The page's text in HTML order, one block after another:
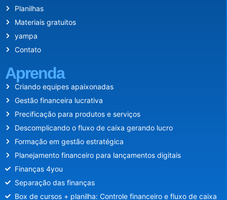
Planilhas
Materiais gratuitos
yampa
Contato
Aprenda
Criando equipes apaixonadas
Gestão financeira lucrativa
Precificação para produtos e serviços
Descomplicando o fluxo de caixa gerando lucro
Formação em gestão estratégica
Planejamento financeiro para lançamentos digitais
Finanças 4you
Separação das finanças
Box de cursos + planilha: Controle financeiro e fluxo de caixa